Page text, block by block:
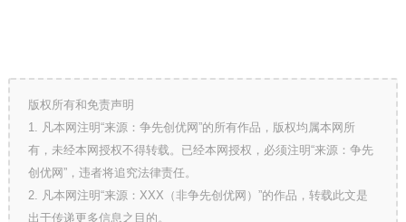
版权所有和免责声明
1. 凡本网注明“来源：争先创优网”的所有作品，版权均属本网所
有，未经本网授权不得转载。已经本网授权，必须注明“来源：争先
创优网”，违者将追究法律责任。
2. 凡本网注明“来源：XXX（非争先创优网）”的作品，转载此文是
出于传递更多信息之目的。